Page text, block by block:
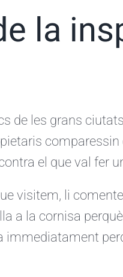
la
de les grans
comparessin
el que val fer
visitem, li
a la cornisa
immediatament